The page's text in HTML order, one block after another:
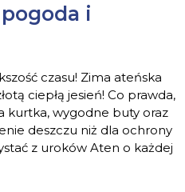
i
czasu! Zima ateńska
ciepłą jesień! Co prawda,
kurtka, wygodne buty oraz
deszczu niż dla ochrony
z uroków Aten o każdej